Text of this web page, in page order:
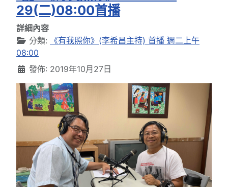
29(二)08:00首播
詳細內容
分類:
《有我照你》(李希昌主持) 首播 週二上午
08:00
發佈: 2019年10月27日